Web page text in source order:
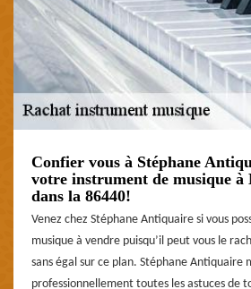
Confier vous à Stéphane
votre instrument de musique à
dans la 86440!
Venez chez Stéphane Antiquaire si vous
musique à vendre puisqu’il peut vous le
sans égal sur ce plan. Stéphane Antiquaire
professionnellement toutes les astuces de